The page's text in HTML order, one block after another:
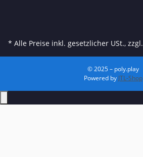
* Alle Preise inkl. gesetzlicher USt., zzgl.
© 2025 – poly.play
Powered by JTL-Shop